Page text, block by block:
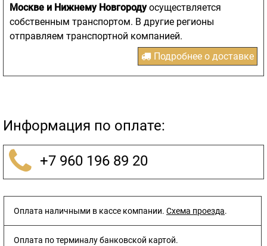
Москве и Нижнему Новгородуосуществляется
собственным транспортом. В другие регионы
отправляем транспортной компанией.
Подробнее о доставке
Информация по оплате:
+7 960 196 89 20
Оплата наличными в кассе компании. Схема проезда.
Оплата по терминалу банковской картой.